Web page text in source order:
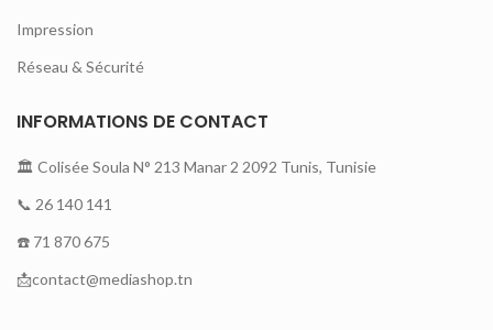
Impression
Réseau & Sécurité
INFORMATIONS DE CONTACT
🏛 Colisée Soula N° 213 Manar 2 2092 Tunis, Tunisie
📞 26 140 141
☎️ 71 870 675
📩contact@mediashop.tn